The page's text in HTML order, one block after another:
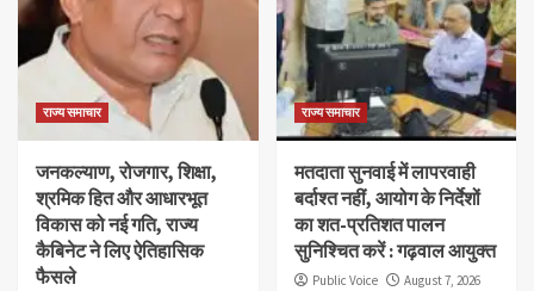
राज्य समाचार
जनकल्याण, रोजगार, शिक्षा,
श्रमिक हित और आधारभूत
विकास को नई गति, राज्य
कैबिनेट ने लिए ऐतिहासिक
फैसले
राज्य समाचार
मतदाता सुनवाई में लापरवाही
बर्दाश्त नहीं, आयोग के निर्देशों
का शत-प्रतिशत पालन
सुनिश्चित करें : गढ़वाल आयुक्त
Public Voice August 7, 2026